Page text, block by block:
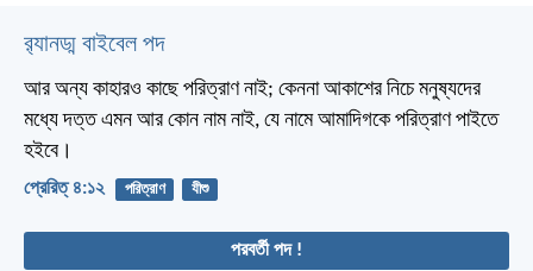
র‌্যানড্ম বাইবেল পদ
আর অন্য কাহারও কাছে পরিত্রাণ নাই; কেননা আকাশের নিচে মনুষ্যদের
মধ্যে দত্ত এমন আর কোন নাম নাই, যে নামে আমাদিগকে পরিত্রাণ পাইতে
হইবে।
প্রেরিত্‌ ৪:১২ পরিত্রাণ যীশু
পরবর্তী পদ !